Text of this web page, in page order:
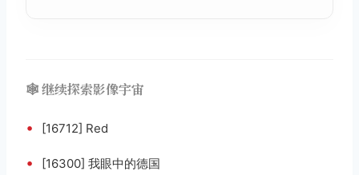
🕸️ 继续探索影像宇宙
• [16712] Red
• [16300] 我眼中的德国